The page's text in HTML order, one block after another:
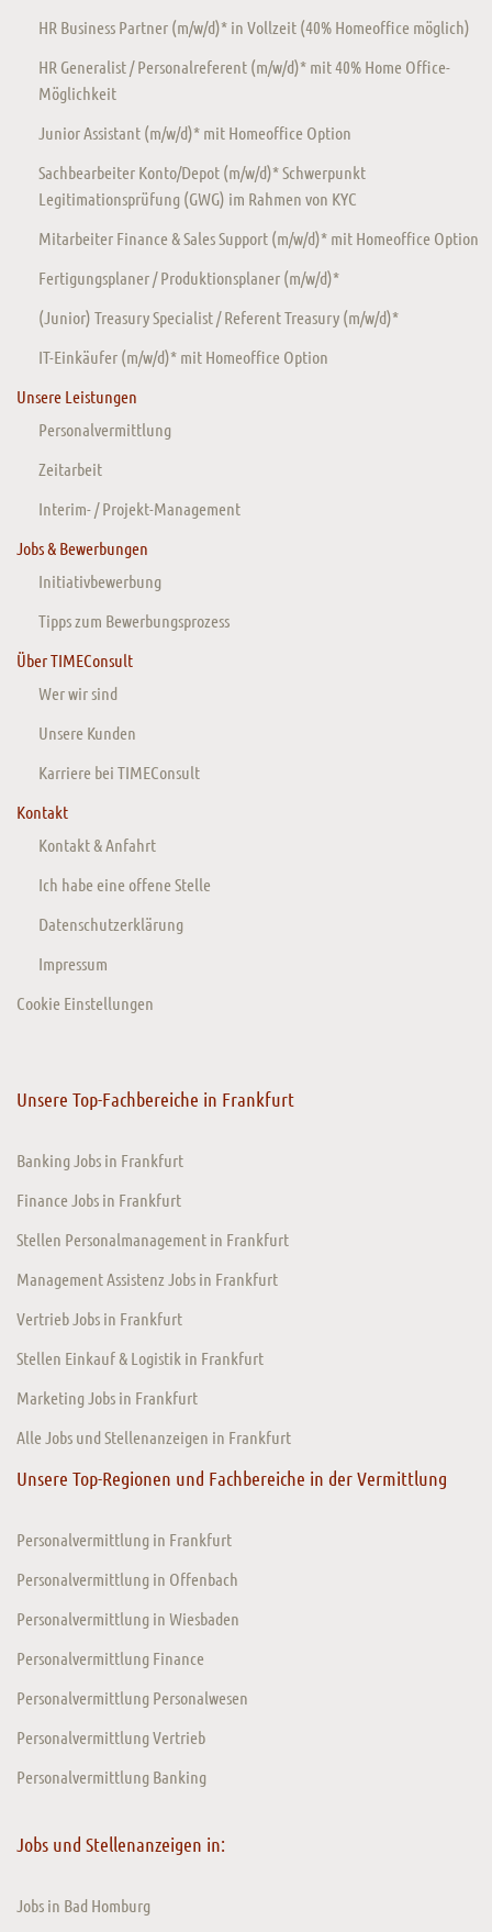
HR Business Partner (m/w/d)* in Vollzeit (40% Homeoffice möglich)
HR Generalist / Personalreferent (m/w/d)* mit 40% Home Office-
Möglichkeit
Junior Assistant (m/w/d)* mit Homeoffice Option
Sachbearbeiter Konto/Depot (m/w/d)* Schwerpunkt
Legitimationsprüfung (GWG) im Rahmen von KYC
Mitarbeiter Finance & Sales Support (m/w/d)* mit Homeoffice Option
Fertigungsplaner / Produktionsplaner (m/w/d)*
(Junior) Treasury Specialist / Referent Treasury (m/w/d)*
IT-Einkäufer (m/w/d)* mit Homeoffice Option
Unsere Leistungen
Personalvermittlung
Zeitarbeit
Interim- / Projekt-Management
Jobs & Bewerbungen
Initiativbewerbung
Tipps zum Bewerbungsprozess
Über TIMEConsult
Wer wir sind
Unsere Kunden
Karriere bei TIMEConsult
Kontakt
Kontakt & Anfahrt
Ich habe eine offene Stelle
Datenschutzerklärung
Impressum
Cookie Einstellungen
Unsere Top-Fachbereiche in Frankfurt
Banking Jobs in Frankfurt
Finance Jobs in Frankfurt
Stellen Personalmanagement in Frankfurt
Management Assistenz Jobs in Frankfurt
Vertrieb Jobs in Frankfurt
Stellen Einkauf & Logistik in Frankfurt
Marketing Jobs in Frankfurt
Alle Jobs und Stellenanzeigen in Frankfurt
Unsere Top-Regionen und Fachbereiche in der Vermittlung
Personalvermittlung in Frankfurt
Personalvermittlung in Offenbach
Personalvermittlung in Wiesbaden
Personalvermittlung Finance
Personalvermittlung Personalwesen
Personalvermittlung Vertrieb
Personalvermittlung Banking
Jobs und Stellenanzeigen in:
Jobs in Bad Homburg